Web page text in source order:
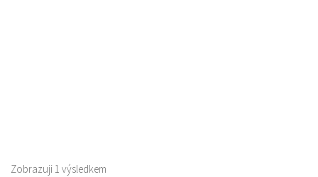
Zobrazuji 1 výsledkem